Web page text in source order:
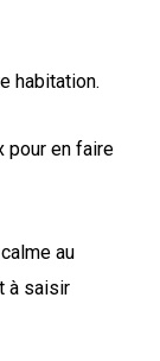
habitation.
pour en faire
au
à saisir